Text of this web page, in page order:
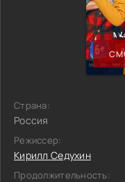
Страна:
Россия
Режиссер:
Кирилл Седухин
Продолжительность: